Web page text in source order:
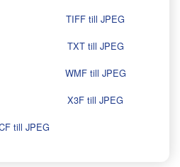
TIFF till JPEG
TXT till JPEG
WMF till JPEG
X3F till JPEG
till JPEG